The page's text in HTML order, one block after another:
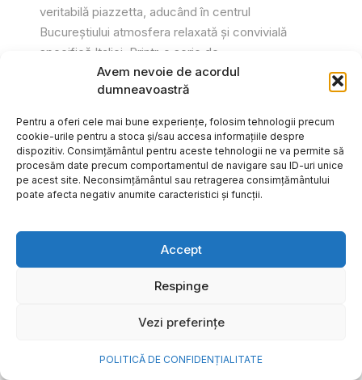
Avem nevoie de acordul
dumneavoastră
Pentru a oferi cele mai bune experiențe, folosim tehnologii precum
cookie-urile pentru a stoca și/sau accesa informațiile despre
dispozitiv. Consimțământul pentru aceste tehnologii ne va permite să
procesăm date precum comportamentul de navigare sau ID-uri unice
pe acest site. Neconsimțământul sau retragerea consimțământului
poate afecta negativ anumite caracteristici și funcții.
Accept
Respinge
Vezi preferințe
POLITICĂ DE CONFIDENȚIALITATE
veritabilă piazzetta, aducând în centrul
Bucureștiului atmosfera relaxată și convivială
specifică Italiei. Printr-o serie de...
Gabriel Barliga
frumoase amintiri ale verii într-